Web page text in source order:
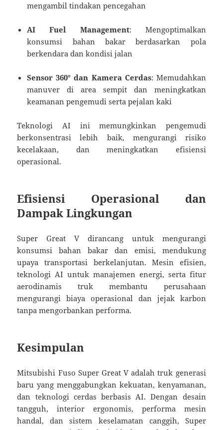
mengambil tindakan pencegahan
AI Fuel Management: Mengoptimalkan
konsumsi bahan bakar berdasarkan pola
berkendara dan kondisi jalan
Sensor 360° dan Kamera Cerdas: Memudahkan
manuver di area sempit dan meningkatkan
keamanan pengemudi serta pejalan kaki
Teknologi AI ini memungkinkan pengemudi
berkonsentrasi lebih baik, mengurangi risiko
kecelakaan, dan meningkatkan efisiensi
operasional.
Efisiensi Operasional dan
Dampak Lingkungan
Super Great V dirancang untuk mengurangi
konsumsi bahan bakar dan emisi, mendukung
upaya transportasi berkelanjutan. Mesin efisien,
teknologi AI untuk manajemen energi, serta fitur
aerodinamis truk membantu perusahaan
mengurangi biaya operasional dan jejak karbon
tanpa mengorbankan performa.
Kesimpulan
Mitsubishi Fuso Super Great V adalah truk generasi
baru yang menggabungkan kekuatan, kenyamanan,
dan teknologi cerdas berbasis AI. Dengan desain
tangguh, interior ergonomis, performa mesin
handal, dan sistem keselamatan canggih, Super